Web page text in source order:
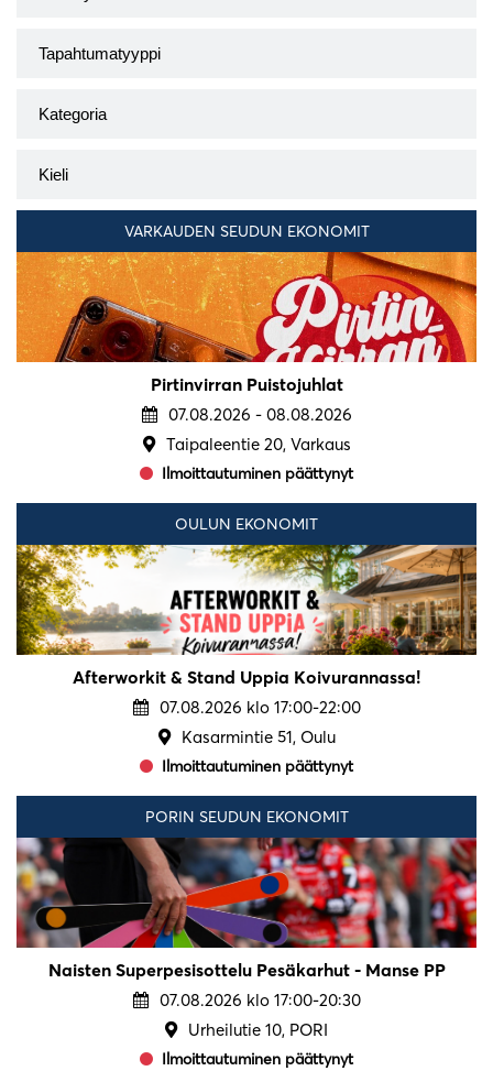
VARKAUDEN SEUDUN EKONOMIT
Pirtinvirran Puistojuhlat
07.08.2026 - 08.08.2026
Taipaleentie 20, Varkaus
Ilmoittautuminen päättynyt
OULUN EKONOMIT
Afterworkit & Stand Uppia Koivurannassa!
07.08.2026 klo 17:00-22:00
Kasarmintie 51, Oulu
Ilmoittautuminen päättynyt
PORIN SEUDUN EKONOMIT
Naisten Superpesisottelu Pesäkarhut - Manse PP
07.08.2026 klo 17:00-20:30
Urheilutie 10, PORI
Ilmoittautuminen päättynyt